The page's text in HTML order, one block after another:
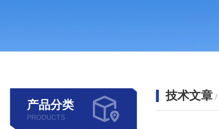
产品分类
PRODUCTS
技术文章 /